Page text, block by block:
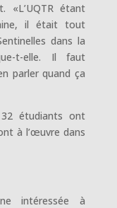
«L’UQTR étant
il était tout
dans la
t-elle. Il faut
parler quand ça
32 étudiants ont
à l’œuvre dans
intéressée à